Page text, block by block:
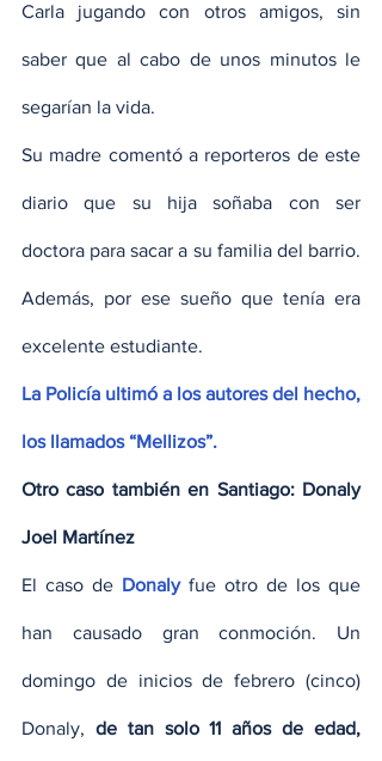
Carla jugando con otros amigos, sin
saber que al cabo de unos minutos le
segarían la vida.
Su madre comentó a reporteros de este
diario que su hija soñaba con ser
doctora para sacar a su familia del barrio.
Además, por ese sueño que tenía era
excelente estudiante.
La Policía ultimó a los autores del hecho,
los llamados “Mellizos”.
Otro caso también en Santiago: Donaly
Joel Martínez
El caso de Donaly fue otro de los que
han causado gran conmoción. Un
domingo de inicios de febrero (cinco)
Donaly, de tan solo 11 años de edad,